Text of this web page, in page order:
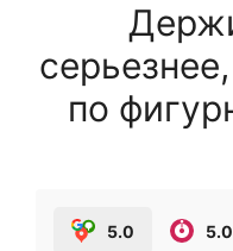
по
5.0 5.0